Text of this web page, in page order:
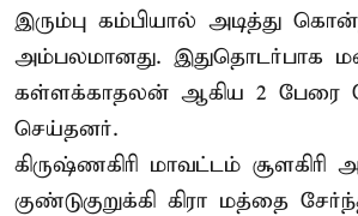
இரும்பு கம்பியால் அடித்து
அம்பலமானது. இதுதொடர்பாக
கள்ளக்காதலன் ஆகிய 2 பேரை
செய்தனர்.
கிருஷ்ணகிரி மாவட்டம் சூளகிரி
குண்டுகுறுக்கி கிரா மத்தை